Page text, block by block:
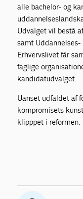
alle bachelor- og
Udvalget vil bestå
samt Uddannelses-
Erhvervslivet får
faglige
kandidatudvalget.
Uanset udfaldet af
kompromisets
klipppet i reformen.